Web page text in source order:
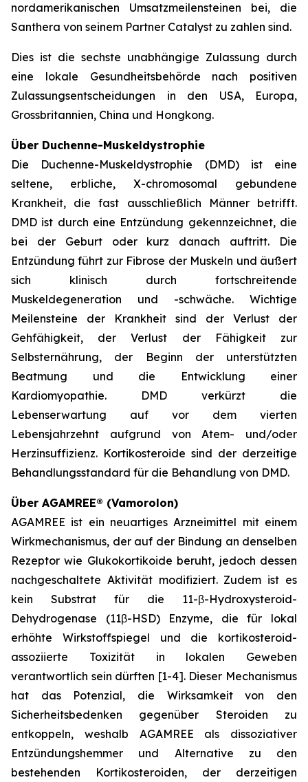
nordamerikanischen Umsatzmeilensteinen bei, die
Santhera von seinem Partner Catalyst zu zahlen sind.
Dies ist die sechste unabhängige Zulassung durch
eine lokale Gesundheitsbehörde nach positiven
Zulassungsentscheidungen in den USA, Europa,
Grossbritannien, China und Hongkong.
Über Duchenne-Muskeldystrophie
Die Duchenne-Muskeldystrophie (DMD) ist eine
seltene, erbliche, X-chromosomal gebundene
Krankheit, die fast ausschließlich Männer betrifft.
DMD ist durch eine Entzündung gekennzeichnet, die
bei der Geburt oder kurz danach auftritt. Die
Entzündung führt zur Fibrose der Muskeln und äußert
sich klinisch durch fortschreitende
Muskeldegeneration und -schwäche. Wichtige
Meilensteine der Krankheit sind der Verlust der
Gehfähigkeit, der Verlust der Fähigkeit zur
Selbsternährung, der Beginn der unterstützten
Beatmung und die Entwicklung einer
Kardiomyopathie. DMD verkürzt die
Lebenserwartung auf vor dem vierten
Lebensjahrzehnt aufgrund von Atem- und/oder
Herzinsuffizienz. Kortikosteroide sind der derzeitige
Behandlungsstandard für die Behandlung von DMD.
Über AGAMREE® (Vamorolon)
AGAMREE ist ein neuartiges Arzneimittel mit einem
Wirkmechanismus, der auf der Bindung an denselben
Rezeptor wie Glukokortikoide beruht, jedoch dessen
nachgeschaltete Aktivität modifiziert. Zudem ist es
kein Substrat für die 11-β-Hydroxysteroid-
Dehydrogenase (11β-HSD) Enzyme, die für lokal
erhöhte Wirkstoffspiegel und die kortikosteroid-
assoziierte Toxizität in lokalen Geweben
verantwortlich sein dürften [1-4]. Dieser Mechanismus
hat das Potenzial, die Wirksamkeit von den
Sicherheitsbedenken gegenüber Steroiden zu
entkoppeln, weshalb AGAMREE als dissoziativer
Entzündungshemmer und Alternative zu den
bestehenden Kortikosteroiden, der derzeitigen